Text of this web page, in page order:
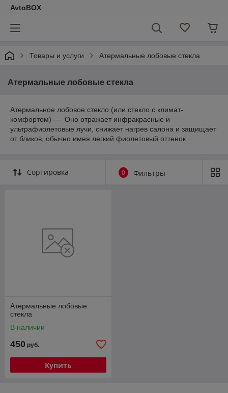
AvtoBOX
Товары и услуги Атермальные лобовые стекла
Атермальные лобовые стекла
Атермальное лобовое стекло (или стекло с климат-
комфортом) — Оно отражает инфракрасные и
ультрафиолетовые лучи, снижает нагрев салона и защищает
от бликов, обычно имея легкий фиолетовый оттенок
Сортировка 0 Фильтры
Атермальные лобовые
стекла
В наличии
450 руб.
Купить